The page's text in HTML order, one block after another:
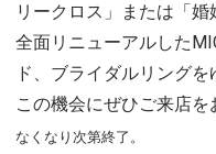
リークロス」または「婚
全面リニューアルした
ド、ブライダルリングを
この機会にぜひご来店を
なくなり次第終了。